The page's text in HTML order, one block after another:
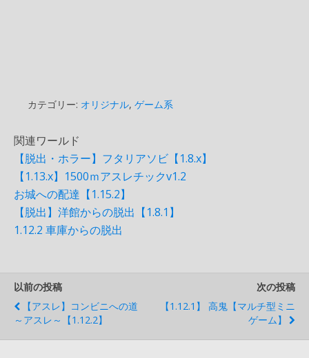
カテゴリー: オリジナル, ゲーム系
関連ワールド
【脱出・ホラー】フタリアソビ【1.8.x】
【1.13.x】1500ｍアスレチックv1.2
お城への配達【1.15.2】
【脱出】洋館からの脱出【1.8.1】
1.12.2 車庫からの脱出
以前の投稿
【アスレ】コンビニへの道
～アスレ～【1.12.2】
次の投稿
【1.12.1】 高鬼【マルチ型ミニ
ゲーム】